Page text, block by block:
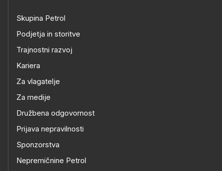
Skupina Petrol
Podjetja in storitve
Trajnostni razvoj
Kariera
Za vlagatelje
Za medije
Družbena odgovornost
Prijava nepravilnosti
Sponzorstva
Nepremičnine Petrol